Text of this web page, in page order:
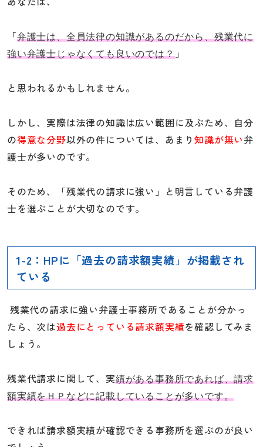
「弁護士は、全員法律の知識があるのだから、残業代に
強い弁護士じゃなくても良いのでは？」
と思われるかもしれません。
しかし、実際は法律の知識は広い範囲に及ぶため、自分
の得意な分野以外の件については、あまり知識が無い弁
護士が多いのです。
そのため、「残業代の請求に強い」と明言している弁護
士を選ぶことが大切なのです。
1-2：HPに「過去の請求額実績」が掲載され
ている
残業代の請求に強い弁護士事務所であることが分かっ
たら、次は過去にとっている請求額実績を確認してみま
しょう。
残業代請求に関して、実績がある事務所であれば、請求
額実績をＨＰなどに記載していることが多いです。
できれば請求額実績が確認できる事務所を選ぶのが良い